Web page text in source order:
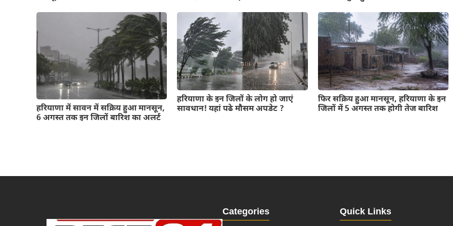
हरियाणा में सावन में सक्रिय हुआ मानसून,
6 अगस्त तक इन जिलों बारिश का अलर्ट
हरियाणा के इन जिलों के लोग हो जाएं
सावधान! यहां पढे मौसम अपडेट ?
फिर सक्रिय हुआ मानसून, हरियाणा के इन
जिलों में 5 अगस्त तक होगी तेज बारिश
Categories Quick Links